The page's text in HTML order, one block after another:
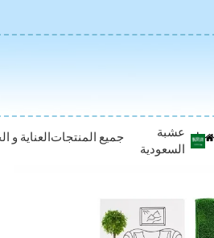
|
عشبة
السعودية
جميع المنتجاتالعناية و